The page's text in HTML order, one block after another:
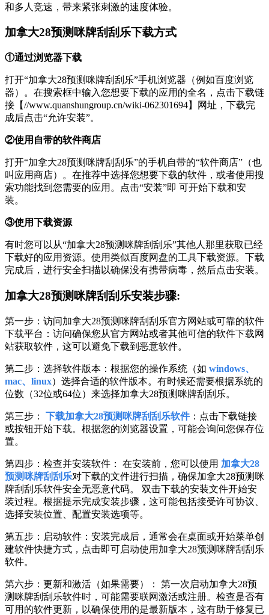
和多人竞速，带来紧张刺激的速度体验。
加拿大28预测咪牌刮刮乐下载方式
①通过浏览器下载
打开“加拿大28预测咪牌刮刮乐”手机浏览器（例如百度浏览
器）。在搜索框中输入您想要下载的应用的全名，点击下载链
接【//www.quanshungroup.cn/wiki-062301694】网址，下载完
成后点击“允许安装”。
②使用自带的软件商店
打开“加拿大28预测咪牌刮刮乐”的手机自带的“软件商店”（也
叫应用商店）。在推荐中选择您想要下载的软件，或者使用搜
索功能找到您需要的应用。点击“安装”即 可开始下载和安
装。
③使用下载资源
有时您可以从“加拿大28预测咪牌刮刮乐”其他人那里获取已经
下载好的应用资源。使用类似百度网盘的工具下载资源。下载
完成后，进行安全扫描以确保没有携带病毒，然后点击安装。
加拿大28预测咪牌刮刮乐安装步骤:
第一步：访问加拿大28预测咪牌刮刮乐官方网站或可靠的软件
下载平台：访问确保您从官方网站或者其他可信的软件下载网
站获取软件，这可以避免下载到恶意软件。
第二步：选择软件版本：根据您的操作系统（如 windows、
mac、linux）选择合适的软件版本。有时候还需要根据系统的
位数（32位或64位）来选择加拿大28预测咪牌刮刮乐。
第三步： 下载加拿大28预测咪牌刮刮乐软件：点击下载链接
或按钮开始下载。根据您的浏览器设置，可能会询问您保存位
置。
第四步：检查并安装软件： 在安装前，您可以使用 加拿大28
预测咪牌刮刮乐对下载的文件进行扫描，确保加拿大28预测咪
牌刮刮乐软件安全无恶意代码。 双击下载的安装文件开始安
装过程。根据提示完成安装步骤，这可能包括接受许可协议、
选择安装位置、配置安装选项等。
第五步：启动软件：安装完成后，通常会在桌面或开始菜单创
建软件快捷方式，点击即可启动使用加拿大28预测咪牌刮刮乐
软件。
第六步：更新和激活（如果需要）： 第一次启动加拿大28预
测咪牌刮刮乐软件时，可能需要联网激活或注册。检查是否有
可用的软件更新，以确保使用的是最新版本，这有助于修复已